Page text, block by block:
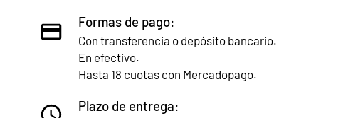
Formas de pago:
Con transferencia o depósito bancario.
En efectivo.
Hasta 18 cuotas con Mercadopago.
Plazo de entrega: